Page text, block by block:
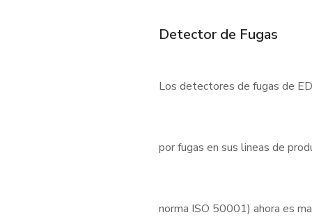
Detector de Fugas
Los detectores de fugas de
por fugas en sus lineas de
norma ISO 50001) ahora es